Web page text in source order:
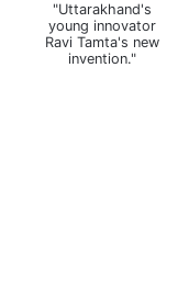
"Uttarakhand's
young innovator
Ravi Tamta's new
invention."